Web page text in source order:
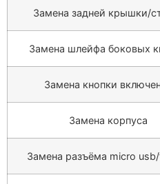
Замена задней крышки/
Замена шлейфа боковых
Замена кнопки
Замена корпуса
Замена разъёма micro